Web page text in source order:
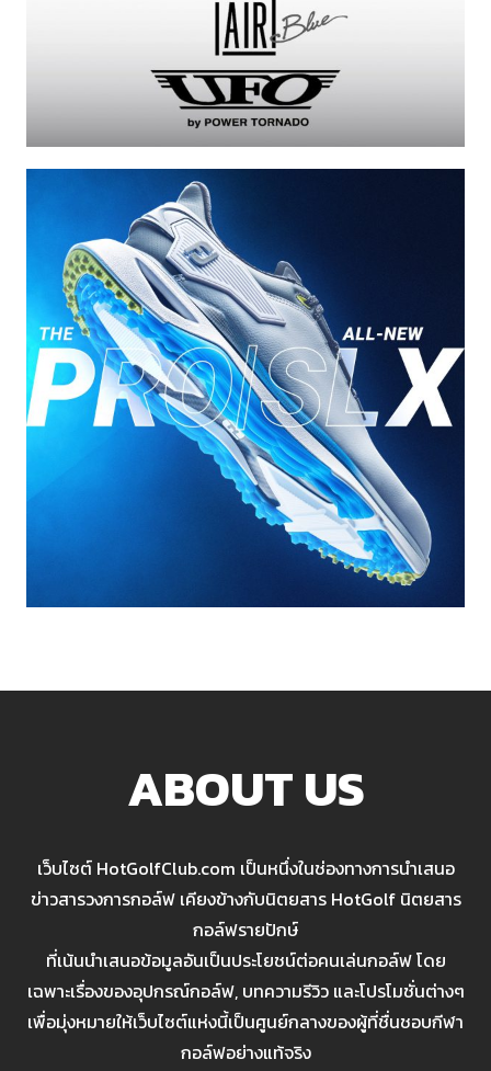
ABOUT US
เว็บไซต์ HotGolfClub.com เป็นหนึ่งในช่องทางการนำเสนอ
ข่าวสารวงการกอล์ฟ เคียงข้างกับนิตยสาร HotGolf นิตยสาร
กอล์ฟรายปักษ์
ที่เน้นนำเสนอข้อมูลอันเป็นประโยชน์ต่อคนเล่นกอล์ฟ โดย
เฉพาะเรื่องของอุปกรณ์กอล์ฟ, บทความรีวิว และโปรโมชั่นต่างๆ
เพื่อมุ่งหมายให้เว็บไซต์แห่งนี้เป็นศูนย์กลางของผู้ที่ชื่นชอบกีฬา
กอล์ฟอย่างแท้จริง